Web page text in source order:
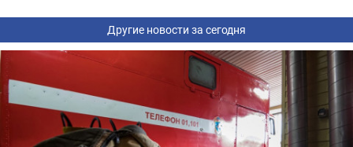
Другие новости за сегодня